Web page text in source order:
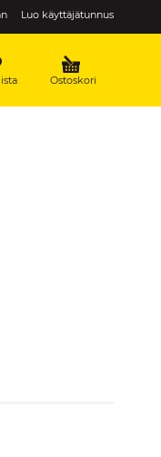
Luo käyttäjätunnus
Ostoskori